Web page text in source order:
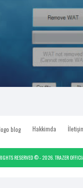
Hakkimda
RESERVED © -2026.TRAZER